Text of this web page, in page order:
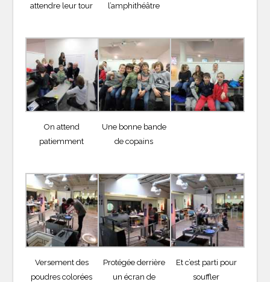
attendre leur tour
l’amphithéâtre
On attend
patiemment
Une bonne bande
de copains
Versement des
poudres colorées
Protégée derrière
un écran de
Et c’est parti pour
souffler